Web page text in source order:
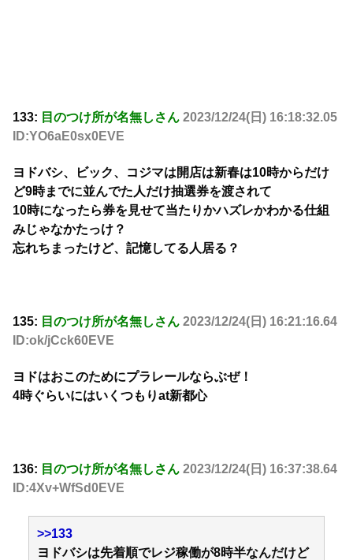
133: 目のつけ所が名無しさん 2023/12/24(日) 16:18:32.05
ID:YO6aE0sx0EVE
ヨドバシ、ビック、コジマは開店は新春は10時からだけ
ど9時までに並んでた人だけ抽選券を渡されて
10時になったら券を見せて当たりかハズレかわかる仕組
みじゃなかたっけ？
忘れちまったけど、記憶してる人居る？
135: 目のつけ所が名無しさん 2023/12/24(日) 16:21:16.64
ID:ok/jCck60EVE
ヨドはおこのためにプラレールならぶぜ！
4時ぐらいにはいくつもりat新都心
136: 目のつけ所が名無しさん 2023/12/24(日) 16:37:38.64
ID:4Xv+WfSd0EVE
>>133
ヨドバシは先着順でレジ稼働が8時半なんだけど